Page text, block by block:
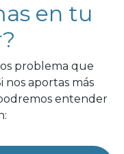
en tu
problema que
aportas más
entender